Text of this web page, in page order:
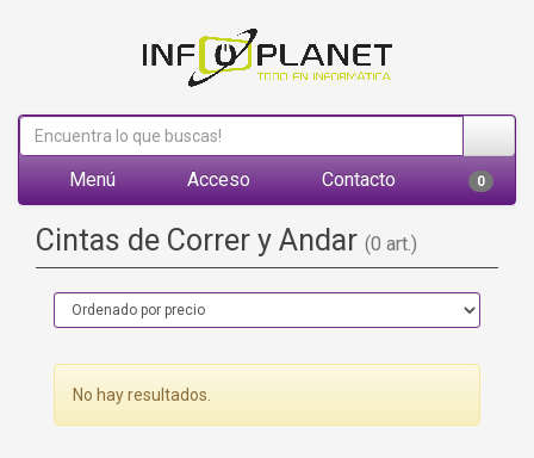
Menú Acceso Contacto 0
Cintas de Correr y Andar (0 art.)
No hay resultados.